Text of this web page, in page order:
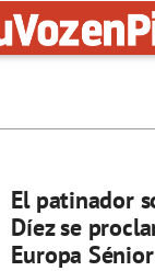
El patinador
Díez se
Europa Sénior